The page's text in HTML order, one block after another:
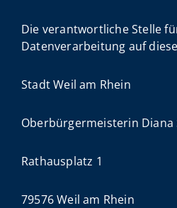
Die verantwortliche Stelle
Datenverarbeitung auf
Stadt Weil am Rhein
Oberbürgermeisterin Diana
Rathausplatz 1
79576 Weil am Rhein